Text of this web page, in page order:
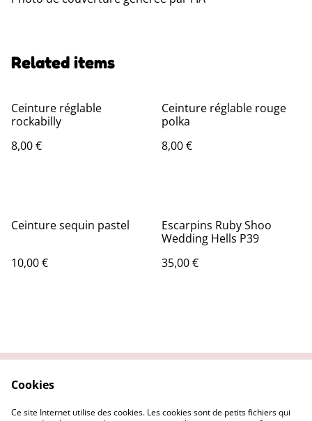
Related items
Ceinture réglable
rockabilly
8,00 €
Ceinture réglable rouge
polka
8,00 €
Ceinture sequin pastel
10,00 €
Escarpins Ruby Shoo
Wedding Hells P39
35,00 €
Politique de
Politique Cookies
Cookies
Ce site Internet utilise des cookies. Les cookies sont de petits fichiers qui